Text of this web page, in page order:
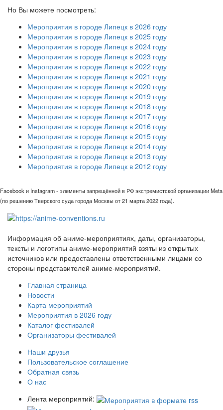
Но Вы можете посмотреть:
Мероприятия в городе Липецк в 2026 году
Мероприятия в городе Липецк в 2025 году
Мероприятия в городе Липецк в 2024 году
Мероприятия в городе Липецк в 2023 году
Мероприятия в городе Липецк в 2022 году
Мероприятия в городе Липецк в 2021 году
Мероприятия в городе Липецк в 2020 году
Мероприятия в городе Липецк в 2019 году
Мероприятия в городе Липецк в 2018 году
Мероприятия в городе Липецк в 2017 году
Мероприятия в городе Липецк в 2016 году
Мероприятия в городе Липецк в 2015 году
Мероприятия в городе Липецк в 2014 году
Мероприятия в городе Липецк в 2013 году
Мероприятия в городе Липецк в 2012 году
Facebook и Instagram - элементы запрещённой в РФ экстремистской организации Meta
(по решению Тверского суда города Москвы от 21 марта 2022 года).
Информация об аниме-мероприятиях, даты, организаторы,
тексты и логотипы аниме-мероприятий взяты из открытых
источников или предоставлены ответственными лицами со
стороны представителей аниме-мероприятий.
Главная страница
Новости
Карта мероприятий
Мероприятия в 2026 году
Каталог фестивалей
Организаторы фестивалей
Наши друзья
Пользовательское соглашение
Обратная связь
О нас
Лента мероприятий: